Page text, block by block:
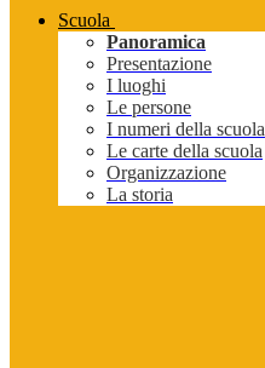
Scuola
Panoramica
Presentazione
I luoghi
Le persone
I numeri della scuola
Le carte della scuola
Organizzazione
La storia